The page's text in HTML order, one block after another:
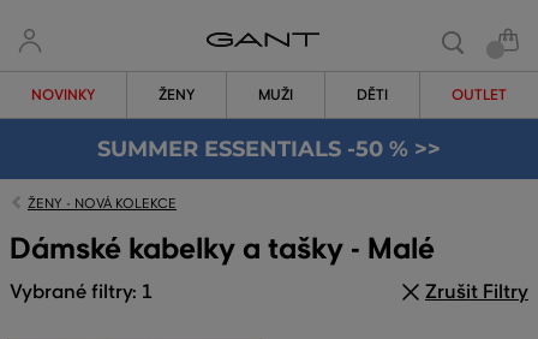
NOVINKY ŽENY MUŽI DĚTI OUTLET
SUMMER ESSENTIALS -50 % >>
ŽENY - NOVÁ KOLEKCE
Dámské kabelky a tašky - Malé
Vybrané filtry: 1 Zrušit Filtry